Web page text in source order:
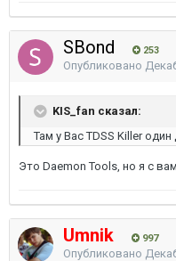
SBond 253
Опубликовано
KIS_fan сказал:
Там у Вас TDSS Killer
Это Daemon Tools, но я с
Umnik 997
Опубликовано